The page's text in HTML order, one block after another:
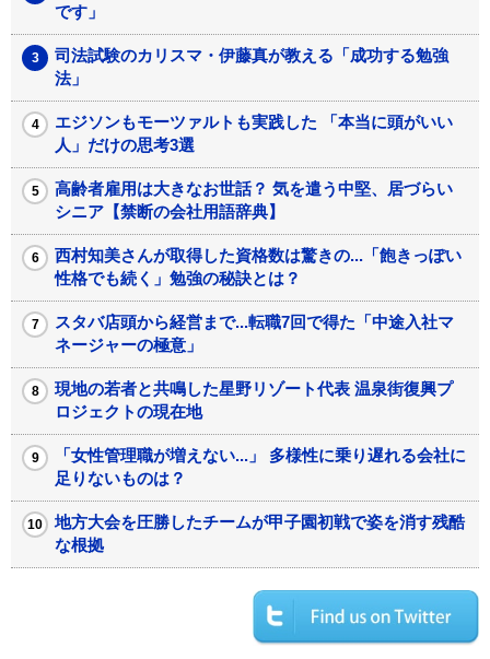
です」
司法試験のカリスマ・伊藤真が教える「成功する勉強
法」
エジソンもモーツァルトも実践した 「本当に頭がいい
人」だけの思考3選
高齢者雇用は大きなお世話？ 気を遣う中堅、居づらい
シニア【禁断の会社用語辞典】
西村知美さんが取得した資格数は驚きの...「飽きっぽい
性格でも続く」勉強の秘訣とは？
スタバ店頭から経営まで...転職7回で得た「中途入社マ
ネージャーの極意」
現地の若者と共鳴した星野リゾート代表 温泉街復興プ
ロジェクトの現在地
「女性管理職が増えない...」 多様性に乗り遅れる会社に
足りないものは？
地方大会を圧勝したチームが甲子園初戦で姿を消す残酷
な根拠